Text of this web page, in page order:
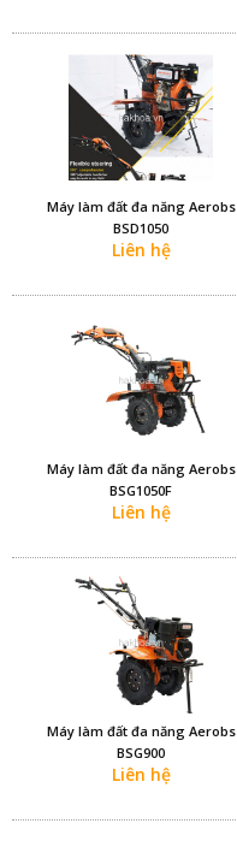
Máy làm đất đa năng Aerobs
BSD1050
Liên hệ
Máy làm đất đa năng Aerobs
BSG1050F
Liên hệ
Máy làm đất đa năng Aerobs
BSG900
Liên hệ